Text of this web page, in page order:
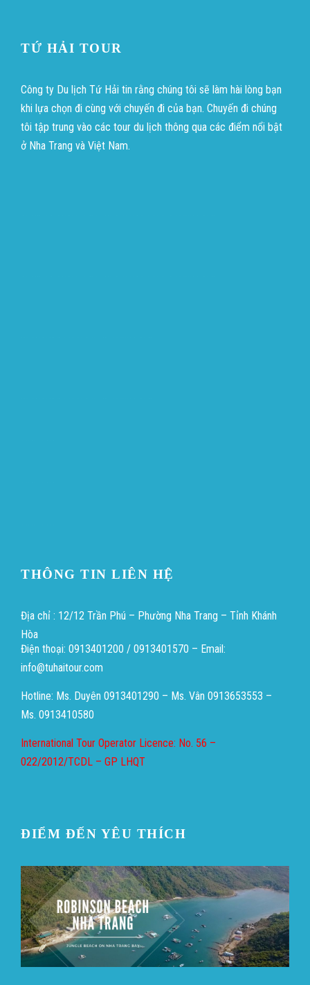
TỨ HẢI TOUR
Công ty Du lịch Tứ Hải tin rằng chúng tôi sẽ làm hài lòng bạn
khi lựa chọn đi cùng với chuyến đi của bạn. Chuyến đi chúng
tôi tập trung vào các tour du lịch thông qua các điểm nổi bật
ở Nha Trang và Việt Nam.
THÔNG TIN LIÊN HỆ
Địa chỉ : 12/12 Trần Phú – Phường Nha Trang – Tỉnh Khánh
Hòa
Điện thoại: 0913401200 / 0913401570 – Email:
info@tuhaitour.com
Hotline: Ms. Duyên 0913401290 – Ms. Vân 0913653553 –
Ms. 0913410580
International Tour Operator Licence: No. 56 –
022/2012/TCDL – GP LHQT
ĐIỂM ĐẾN YÊU THÍCH